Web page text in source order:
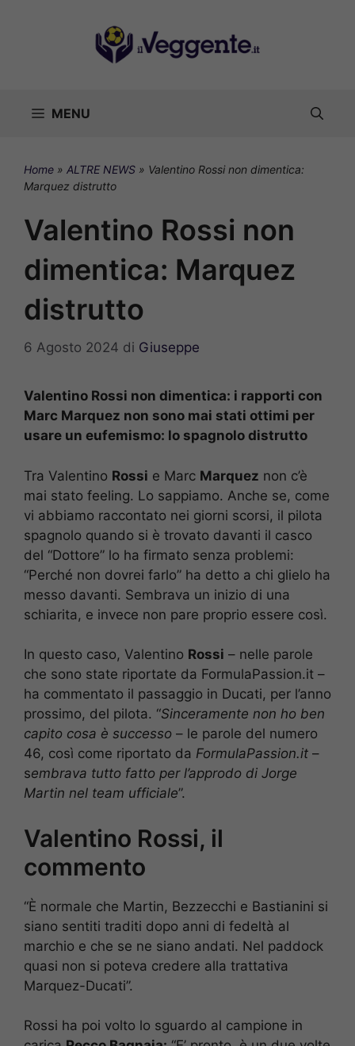
MENU
Home » ALTRE NEWS » Valentino Rossi non dimentica:
Marquez distrutto
Valentino Rossi non
dimentica: Marquez
distrutto
6 Agosto 2024 di Giuseppe
Valentino Rossi non dimentica: i rapporti con
Marc Marquez non sono mai stati ottimi per
usare un eufemismo: lo spagnolo distrutto
Tra Valentino Rossi e Marc Marquez non c’è
mai stato feeling. Lo sappiamo. Anche se, come
vi abbiamo raccontato nei giorni scorsi, il pilota
spagnolo quando si è trovato davanti il casco
del “Dottore” lo ha firmato senza problemi:
“Perché non dovrei farlo” ha detto a chi glielo ha
messo davanti. Sembrava un inizio di una
schiarita, e invece non pare proprio essere così.
In questo caso, Valentino Rossi – nelle parole
che sono state riportate da FormulaPassion.it –
ha commentato il passaggio in Ducati, per l’anno
prossimo, del pilota. “Sinceramente non ho ben
capito cosa è successo – le parole del numero
46, così come riportato da FormulaPassion.it –
sembrava tutto fatto per l’approdo di Jorge
Martin nel team ufficiale”.
Valentino Rossi, il
commento
“È normale che Martin, Bezzecchi e Bastianini si
siano sentiti traditi dopo anni di fedeltà al
marchio e che se ne siano andati. Nel paddock
quasi non si poteva credere alla trattativa
Marquez-Ducati”.
Rossi ha poi volto lo sguardo al campione in